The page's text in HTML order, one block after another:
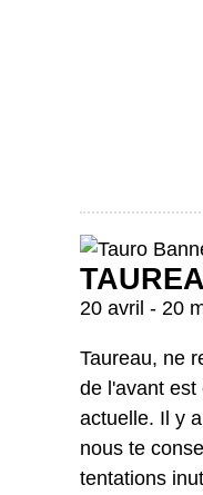
20 avril - 20
Taureau, ne
de l'avant est
actuelle. Il y
nous te
tentations